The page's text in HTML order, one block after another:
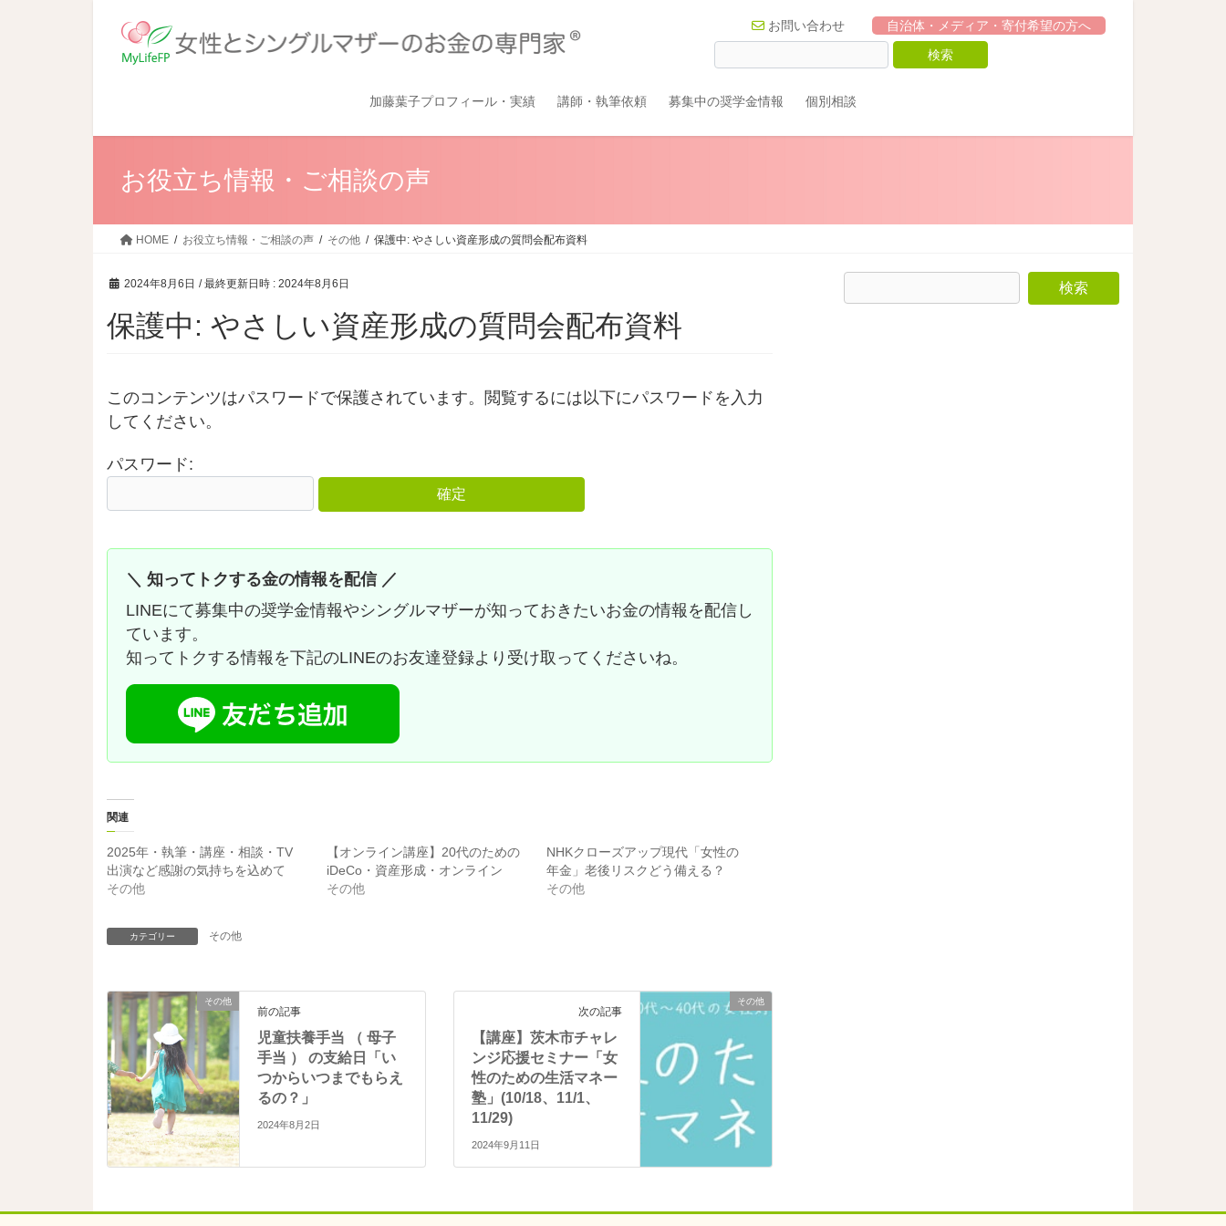
お問い合わせ 自治体・メディア・寄付希望の方へ
加藤葉子プロフィール・実績 講師・執筆依頼 募集中の奨学金情報 個別相談
お役立ち情報・ご相談の声
HOME お役立ち情報・ご相談の声 その他 保護中: やさしい資産形成の質問会配布資料
2024年8月6日 / 最終更新日時 : 2024年8月6日
保護中: やさしい資産形成の質問会配布資料
このコンテンツはパスワードで保護されています。閲覧するには以下にパスワードを入力
してください。
パスワード:
＼ 知ってトクする金の情報を配信 ／
LINEにて募集中の奨学金情報やシングルマザーが知っておきたいお金の情報を配信し
ています。
知ってトクする情報を下記のLINEのお友達登録より受け取ってくださいね。
関連
2025年・執筆・講座・相談・TV
出演など感謝の気持ちを込めて
その他
【オンライン講座】20代のための
iDeCo・資産形成・オンライン
その他
NHKクローズアップ現代「女性の
年金」老後リスクどう備える？
その他
カテゴリー その他
その他
前の記事
児童扶養手当 （ 母子
手当 ） の支給日「い
つからいつまでもらえ
るの？」
2024年8月2日
その他
次の記事
【講座】茨木市チャレ
ンジ応援セミナー「女
性のための生活マネー
塾」(10/18、11/1、
11/29)
2024年9月11日